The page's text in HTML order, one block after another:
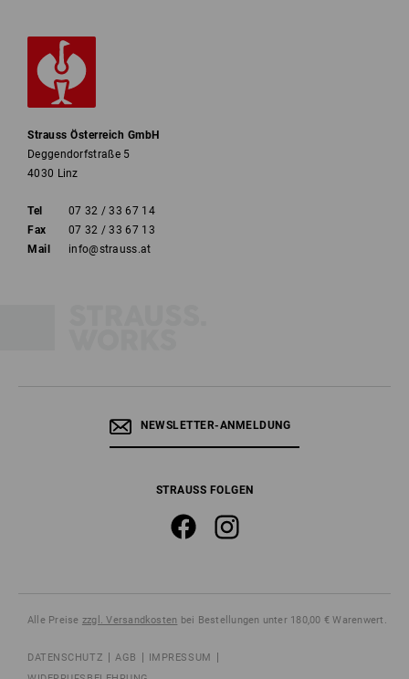
Strauss Österreich GmbH
Deggendorfstraße 5
4030 Linz
Tel
07 32 / 33 67 14
Fax
07 32 / 33 67 13
Mail
info@strauss.at
NEWSLETTER-ANMELDUNG
STRAUSS FOLGEN
Alle Preise zzgl. Versandkosten bei Bestellungen unter 180,00 € Warenwert.
DATENSCHUTZ AGB
IMPRESSUM